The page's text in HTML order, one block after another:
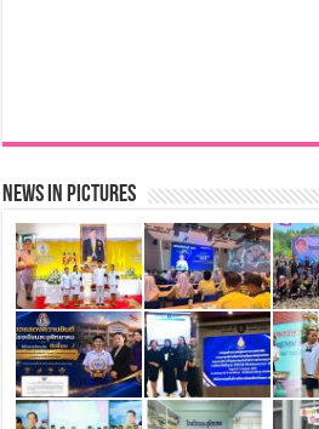
News in Pictures